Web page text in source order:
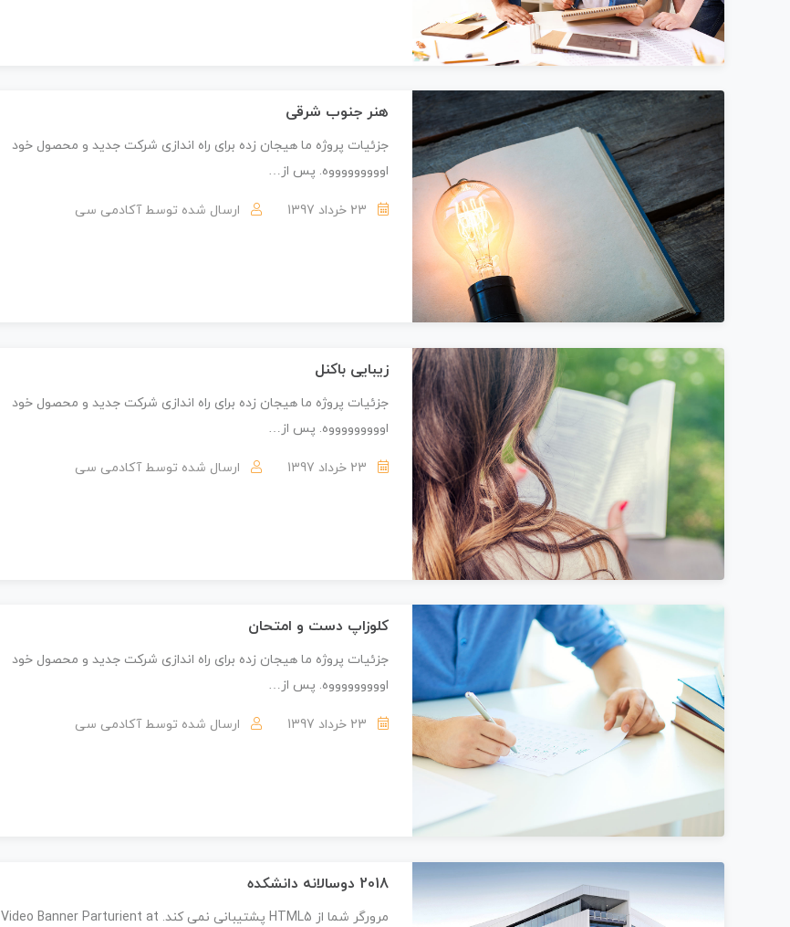
هنر جنوب شرقی
جزئیات پروژه ما هیجان زده برای راه اندازی شرکت جدید و محصول خود
اوووووووووه. پس از…
23 خرداد 1397 ارسال شده توسطآکادمی سی
زیبایی باکنل
جزئیات پروژه ما هیجان زده برای راه اندازی شرکت جدید و محصول خود
اوووووووووه. پس از…
23 خرداد 1397 ارسال شده توسطآکادمی سی
کلوزاپ دست و امتحان
جزئیات پروژه ما هیجان زده برای راه اندازی شرکت جدید و محصول خود
اوووووووووه. پس از…
23 خرداد 1397 ارسال شده توسطآکادمی سی
2018 دوسالانه دانشکده
مرورگر شما از HTML5 پشتیبانی نمی کند. Video Banner Parturient at